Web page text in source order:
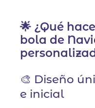
🌟 ¿Qué
bola de
🎨 Diseño
e inicial